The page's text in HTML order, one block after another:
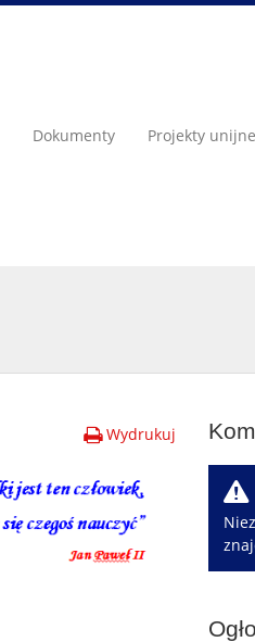
Dokumenty Projekty unijne
Wydrukuj
W